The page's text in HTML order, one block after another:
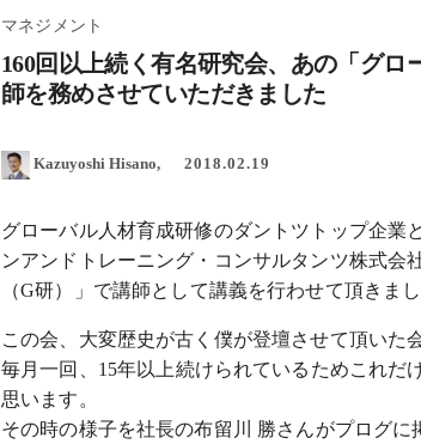
マネジメント
160回以上続く有名研究会、あの「グ
師を務めさせていただきました
Kazuyoshi Hisano 2018.02.19
グローバル人材育成研修のダントツトップ企業
ンアンドトレーニング・コンサルタンツ株式会
（G研）」で講師として講義を行わせて頂きまし
この会、大変歴史が古く僕が登壇させて頂いた
毎月一回、15年以上続けられているためこれだ
思います。
その時の様子を社長の布留川 勝さんがプログ